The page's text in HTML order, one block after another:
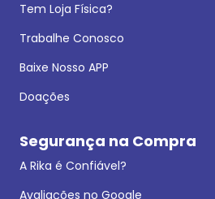
Tem Loja Física?
Trabalhe Conosco
Baixe Nosso APP
Doações
Segurança na Compra
A Rika é Confiável?
Avaliações no Google